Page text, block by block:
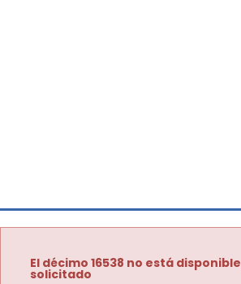
El décimo 16538 no está
solicitado